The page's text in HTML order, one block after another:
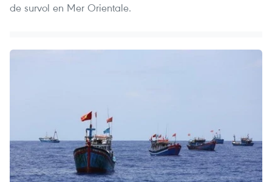
de survol en Mer Orientale.